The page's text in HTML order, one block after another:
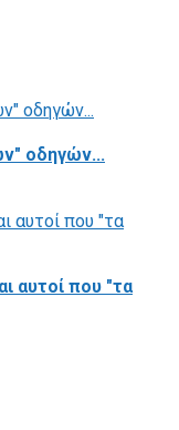
οδηγών...
αυτοί που "τα